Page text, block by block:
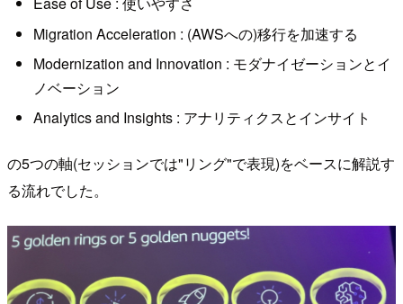
Migration Acceleration : (AWSへの)移行を加速する
Modernization and Innovation : モダナイゼーションとイ
ノベーション
Analytics and Insights : アナリティクスとインサイト
の5つの軸(セッションでは"リング"で表現)をベースに解説す
る流れでした。